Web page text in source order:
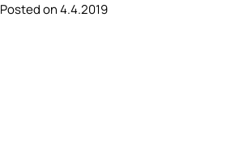
Posted on 4.4.2019